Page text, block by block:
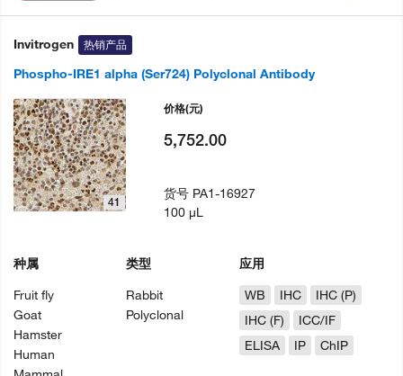
Invitrogen 热销产品
Phospho-IRE1 alpha (Ser724) Polyclonal Antibody
41
种属
Fruit fly
Goat
Hamster
Human
类型
Rabbit
Polyclonal
应用
WB
IHC
IHC (P)
IHC (F)
ICC/IF
ELISA
IP ChIP
价格(元)
5,752.00
货号 PA1-16927
100 µL